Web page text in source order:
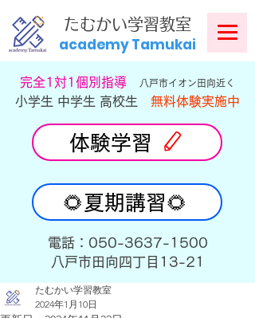
​たむかい学習教室
academy Tamukai
​完全1対1個別指導 八戸市イオン田向近く
小学生 中学生 高校生 無料体験実施中
体験学習
🌻夏期講習🌻
​電話：050-3637-1500
​八戸市田向四丁目13-21
たむかい学習教室
2024年1月10日